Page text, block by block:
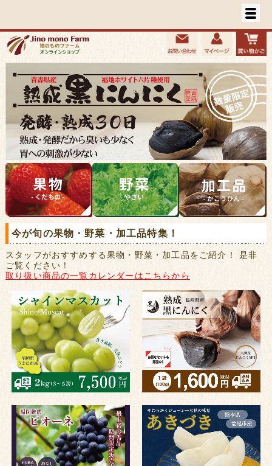
今が旬の果物・野菜・加工品特集！
スタッフがおすすめする果物・野菜・加工品をご紹介！ 是非
ご覧ください！
取り扱い商品の一覧カレンダーはこちらから